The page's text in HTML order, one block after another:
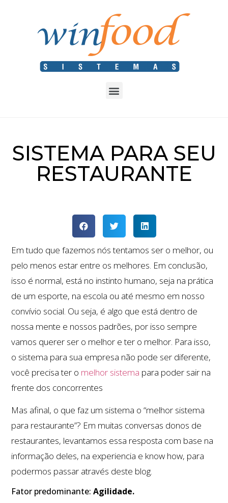
SISTEMA PARA SEU
RESTAURANTE
Em tudo que fazemos nós tentamos ser o melhor, ou
pelo menos estar entre os melhores. Em conclusão,
isso é normal, está no instinto humano, seja na prática
de um esporte, na escola ou até mesmo em nosso
convívio social. Ou seja, é algo que está dentro de
nossa mente e nossos padrões, por isso sempre
vamos querer ser o melhor e ter o melhor. Para isso,
o sistema para sua empresa não pode ser diferente,
você precisa ter o melhor sistema para poder sair na
frente dos concorrentes
Mas afinal, o que faz um sistema o “melhor sistema
para restaurante”? Em muitas conversas donos de
restaurantes, levantamos essa resposta com base na
informação deles, na experiencia e know how, para
podermos passar através deste blog.
Fator predominante:Agilidade.